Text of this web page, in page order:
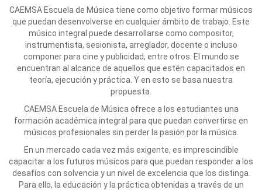
CAEMSA Escuela de Música tiene como objetivo formar músicos
que puedan desenvolverse en cualquier ámbito de trabajo. Este
músico integral puede desarrollarse como compositor,
instrumentista, sesionista, arreglador, docente o incluso
componer para cine y publicidad, entre otros. El mundo se
encuentran al alcance de aquellos que estén capacitados en
teoría, ejecución y práctica. Y en esto se basa nuestra
propuesta.
CAEMSA Escuela de Música ofrece a los estudiantes una
formación académica integral para que puedan convertirse en
músicos profesionales sin perder la pasión por la música.
En un mercado cada vez más exigente, es imprescindible
capacitar a los futuros músicos para que puedan responder a los
desafíos con solvencia y un nivel de excelencia que los distinga.
Para ello, la educación y la práctica obtenidas a través de un